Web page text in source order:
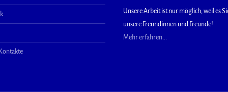
Unsere Arbeit ist nur möglich, weil es
unsere Freundinnen und Freunde!
Mehr erfahren...